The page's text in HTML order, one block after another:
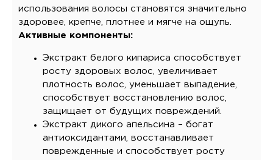
использования волосы становятся значительно
здоровее, крепче, плотнее и мягче на ощупь.
Активные компоненты:
Экстракт белого кипариса способствует
росту здоровых волос, увеличивает
плотность волос, уменьшает выпадение,
способствует восстановлению волос,
защищает от будущих повреждений.
Экстракт дикого апельсина – богат
антиоксидантами, восстанавливает
поврежденные и способствует росту